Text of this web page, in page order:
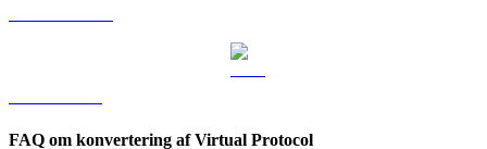
FAQ om konvertering af Virtual Protocol